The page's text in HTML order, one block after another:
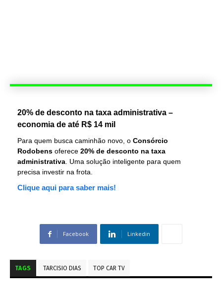
20% de desconto na taxa administrativa –
economia de até R$ 14 mil
Para quem busca caminhão novo, o Consórcio
Rodobens oferece 20% de desconto na taxa
administrativa . Uma solução inteligente para quem
precisa investir na frota.
Clique aqui para saber mais!
Facebook Linkedin
TAGS TARCISIO DIAS TOP CAR TV